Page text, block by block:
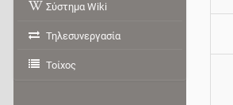
Σύστημα Wiki
Τηλεσυνεργασία
Τοίχος